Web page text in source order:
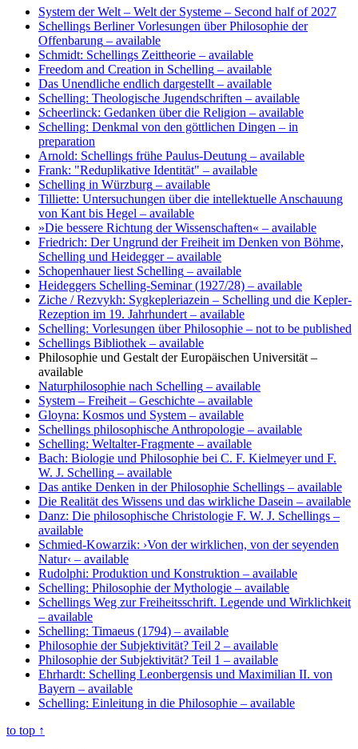
System der Welt – Welt der Systeme – Second half of 2027
Schellings Berliner Vorlesungen über Philosophie der
Offenbarung – available
Schmidt: Schellings Zeittheorie – available
Freedom and Creation in Schelling – available
Das Unendliche endlich dargestellt – available
Schelling: Theologische Jugendschriften – available
Scheerlinck: Gedanken über die Religion – available
Schelling: Denkmal von den göttlichen Dingen – in
preparation
Arnold: Schellings frühe Paulus-Deutung – available
Frank: "Reduplikative Identität" – available
Schelling in Würzburg – available
Tilliette: Untersuchungen über die intellektuelle Anschauung
von Kant bis Hegel – available
»Die bessere Richtung der Wissenschaften« – available
Friedrich: Der Ungrund der Freiheit im Denken von Böhme,
Schelling und Heidegger– available
Schopenhauer liest Schelling – available
Heideggers Schelling-Seminar (1927/28) – available
Ziche / Rezvykh: Sygkepleriazein – Schelling und die Kepler-
Rezeption im 19. Jahrhundert – available
Schelling: Vorlesungen über Philosophie – not to be published
Schellings Bibliothek – available
Philosophie und Gestalt der Europäischen Universität –
available
Naturphilosophie nach Schelling – available
System – Freiheit – Geschichte – available
Gloyna: Kosmos und System – available
Schellings philosophische Anthropologie – available
Schelling: Weltalter-Fragmente – available
Bach: Biologie und Philosophie bei C. F. Kielmeyer und F.
W. J. Schelling – available
Das antike Denken in der Philosophie Schellings – available
Die Realität des Wissens und das wirkliche Dasein – available
Danz: Die philosophische Christologie F. W. J. Schellings –
available
Schmied-Kowarzik: ›Von der wirklichen, von der seyenden
Natur‹ – available
Rudolphi: Produktion und Konstruktion – available
Schelling: Philosophie der Mythologie – available
Schellings Weg zur Freiheitsschrift. Legende und Wirklichkeit
– available
Schelling: Timaeus (1794) – available
Philosophie der Subjektivität? Teil 2 – available
Philosophie der Subjektivität? Teil 1 – available
Ehrhardt: Schelling Leonbergensis und Maximilian II. von
Bayern – available
Schelling: Einleitung in die Philosophie – available
to top ↑